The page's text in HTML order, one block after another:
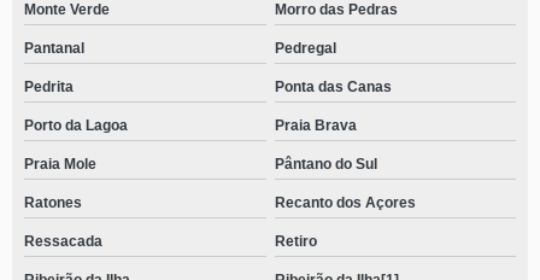
Monte Verde Morro das Pedras
Pantanal Pedregal
Pedrita Ponta das Canas
Porto da Lagoa Praia Brava
Praia Mole Pântano do Sul
Ratones Recanto dos Açores
Ressacada Retiro